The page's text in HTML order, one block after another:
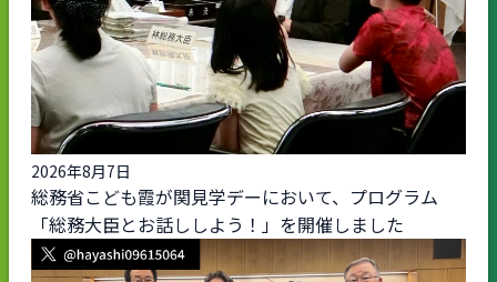
2026年8月7日
総務省こども霞が関見学デーにおいて、プログラム
「総務大臣とお話ししよう！」を開催しました